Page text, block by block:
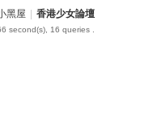
黑屋 香港少女論壇
second(s), 16 queries .